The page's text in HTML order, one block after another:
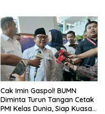
Cak Imin Gaspol! BUMN
Diminta Turun Tangan Cetak
PMI Kelas Dunia, Siap Kuasai